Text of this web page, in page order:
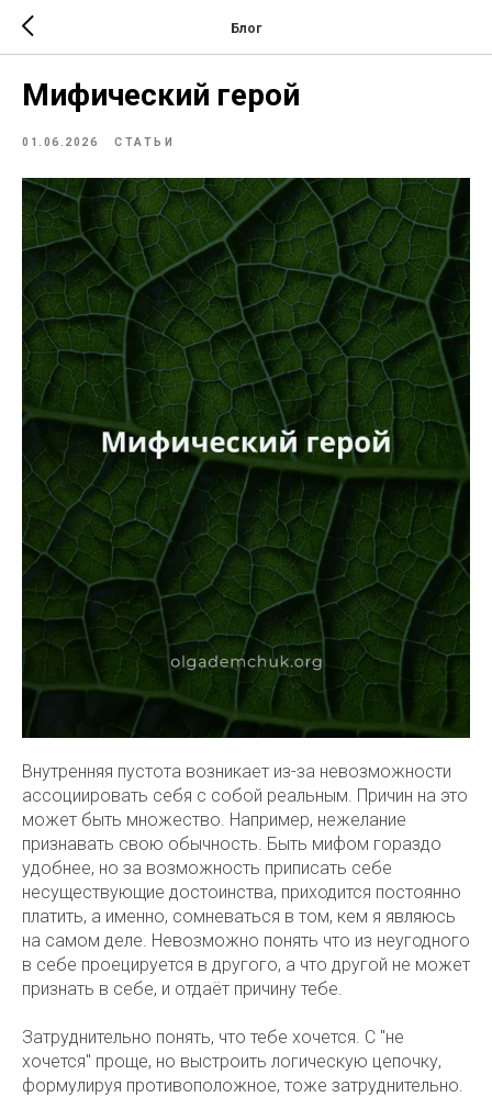
Блог
Мифический герой
01.06.2026 СТАТЬИ
Внутренняя пустота возникает из-за невозможности
ассоциировать себя с собой реальным. Причин на это
может быть множество. Например, нежелание
признавать свою обычность. Быть мифом гораздо
удобнее, но за возможность приписать себе
несуществующие достоинства, приходится постоянно
платить, а именно, сомневаться в том, кем я являюсь
на самом деле. Невозможно понять что из неугодного
в себе проецируется в другого, а что другой не может
признать в себе, и отдаёт причину тебе.
Затруднительно понять, что тебе хочется. С "не
хочется" проще, но выстроить логическую цепочку,
формулируя противоположное, тоже затруднительно.